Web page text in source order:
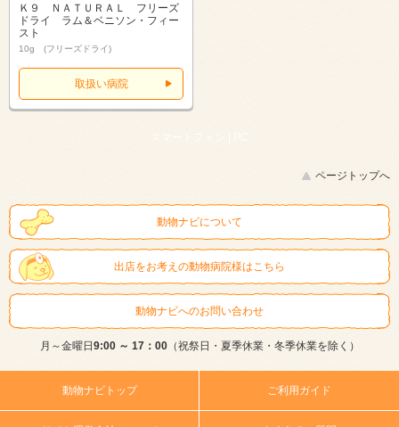
Ｋ９ ＮＡＴＵＲＡＬ フリーズ
ドライ ラム＆ベニソン・フィー
スト
10g (フリーズドライ)
取扱い病院
スマートフォン | PC
ページトップへ
動物ナビについて
出店をお考えの動物病院様はこちら
動物ナビへのお問い合わせ
月～金曜日9:00 ～ 17：00（祝祭日・夏季休業・冬季休業を除く）
動物ナビトップ ご利用ガイド